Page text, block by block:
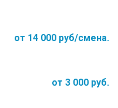
от 14 000 руб/смена.
от 3 000 руб.